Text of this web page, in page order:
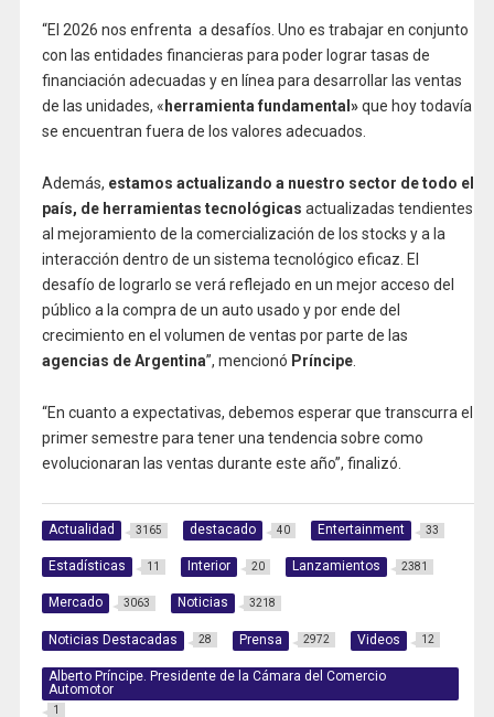
“El 2026 nos enfrenta a desafíos. Uno es trabajar en conjunto
con las entidades financieras para poder lograr tasas de
financiación adecuadas y en línea para desarrollar las ventas
de las unidades, « herramienta fundamental»que hoy todavía
se encuentran fuera de los valores adecuados.
Además, estamos actualizando a nuestro sector de todo el
país, de herramientas tecnológicas actualizadas tendientes
al mejoramiento de la comercialización de los stocks y a la
interacción dentro de un sistema tecnológico eficaz. El
desafío de lograrlo se verá reflejado en un mejor acceso del
público a la compra de un auto usado y por ende del
crecimiento en el volumen de ventas por parte de las
agencias de Argentina”, mencionó Príncipe.
“En cuanto a expectativas, debemos esperar que transcurra el
primer semestre para tener una tendencia sobre como
evolucionaran las ventas durante este año”, finalizó.
Actualidad 3165 destacado 40 Entertainment 33
Estadísticas 11 Interior 20 Lanzamientos 2381
Mercado 3063 Noticias 3218
Noticias Destacadas 28 Prensa 2972 Videos 12
Alberto Príncipe. Presidente de la Cámara del Comercio
Automotor
1